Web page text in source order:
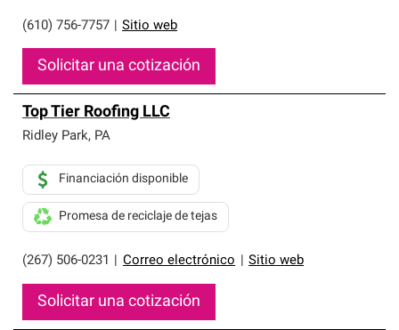
(610) 756-7757 Sitio web
Solicitar una cotización
Top Tier Roofing LLC
Ridley Park, PA
(267) 506-0231 Correo electrónico Sitio web
Financiación disponible
Promesa de reciclaje de tejas
Solicitar una cotización